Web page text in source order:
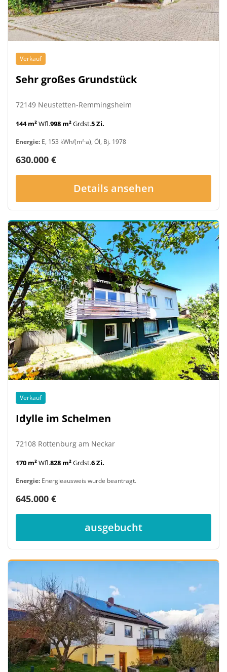
Verkauf
Sehr großes Grundstück
72149 Neustetten-Remmingsheim
144 m²Wfl.998 m²Grdst.5 Zi.
Energie: E, 153 kWh/(m²·a), Öl, Bj. 1978
630.000 €
Details ansehen
Verkauf
Idylle im Schelmen
72108 Rottenburg am Neckar
170 m²Wfl.828 m²Grdst.6 Zi.
Energie: Energieausweis wurde beantragt.
645.000 €
ausgebucht